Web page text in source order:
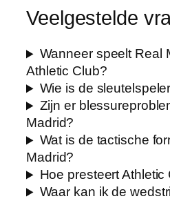
Veelgestelde
Wanneer speelt Real
Athletic Club?
Wie is de
Zijn er
Madrid?
Wat is de tactische
Madrid?
Hoe presteert Athletic
Waar kan ik de